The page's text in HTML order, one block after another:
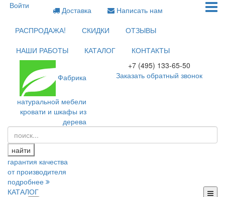
Войти Доставка
Написать нам
РАСПРОДАЖА!
СКИДКИ
ОТЗЫВЫ
НАШИ РАБОТЫ
КАТАЛОГ КОНТАКТЫ
Фабрика
натуральной мебели
кровати и шкафы из
дерева
+7 (495) 133-65-50
Заказать обратный звонок
найти
гарантия качества
от производителя
подробнее
КАТАЛОГ